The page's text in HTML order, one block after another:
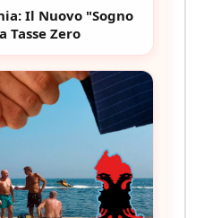
Il Nuovo "Sogno
Tasse Zero